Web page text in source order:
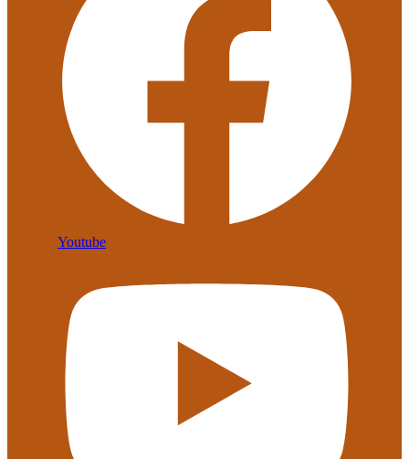
Youtube